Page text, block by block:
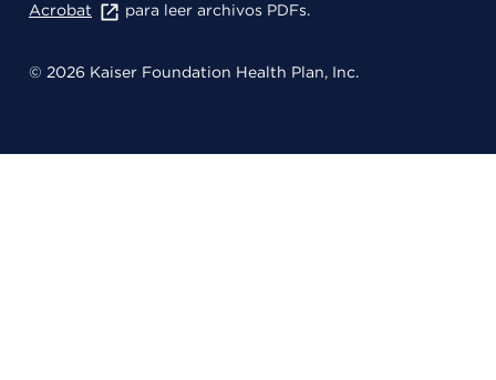
Acrobat
para leer archivos PDFs.
© 2026 Kaiser Foundation Health Plan, Inc.